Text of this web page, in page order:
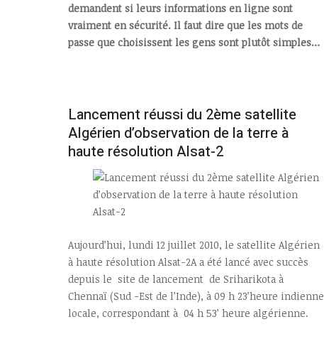
demandent si leurs informations en ligne sont
vraiment en sécurité. Il faut dire que les mots de
passe que choisissent les gens sont plutôt simples…
Lancement réussi du 2ème satellite
Algérien d’observation de la terre à
haute résolution Alsat-2
Aujourd’hui, lundi 12 juillet 2010, le satellite Algérien
à haute résolution Alsat-2A a été lancé avec succès
depuis le site de lancement de Sriharikota à
Chennaï (Sud -Est de l’Inde), à 09 h 23’heure indienne
locale, correspondant à 04 h 53’ heure algérienne.